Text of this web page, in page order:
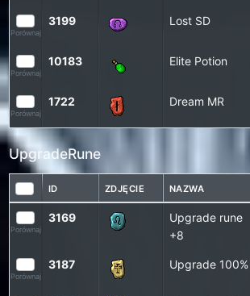
Porównaj
3199 Lost SD
Porównaj
10183 Elite Potion
Porównaj
1722 Dream MR
UpgradeRune
ID ZDJĘCIE NAZWA
Porównaj
3169
Upgrade rune
+8
Porównaj
3187 Upgrade 100%